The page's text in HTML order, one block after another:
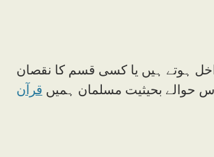
ہوتے ہیں یا کسی قسم کا نقصان
حوالے بحیثیت مسلمان ہمیں قرآن